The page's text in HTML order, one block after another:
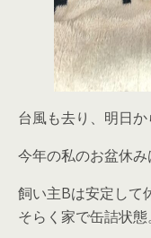
台風も去り、明日か
今年の私のお盆休
飼い主Bは安定して
そらく家で缶詰状態。